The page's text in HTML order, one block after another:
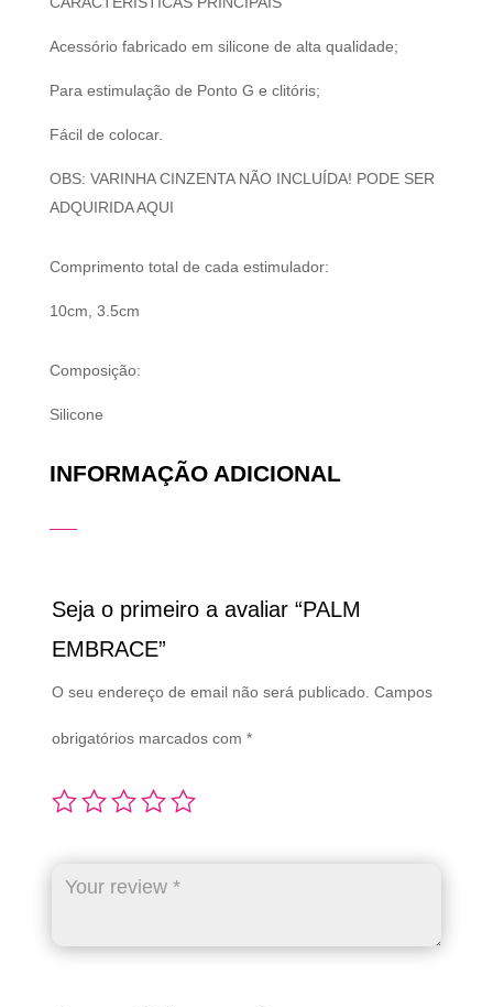
Acessório fabricado em silicone de alta qualidade;
Para estimulação de Ponto G e clitóris;
Fácil de colocar.
OBS: VARINHA CINZENTA NÃO INCLUÍDA! PODE SER
ADQUIRIDA AQUI
Comprimento total de cada estimulador:
10cm, 3.5cm
Composição:
Silicone
INFORMAÇÃO ADICIONAL
Seja o primeiro a avaliar “PALM
EMBRACE”
O seu endereço de email não será publicado. Campos
obrigatórios marcados com *